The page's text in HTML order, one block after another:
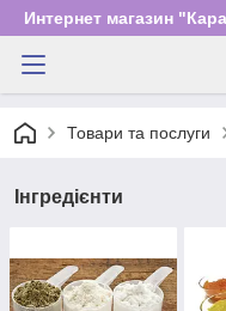
Интернет магазин
Товари та послуги
Інгредієнти